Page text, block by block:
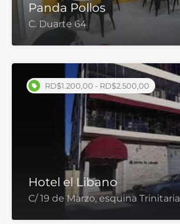
Panda Pollos
C. Duarte 64
RD$1.200,00 - RD$2.500,00
Hotel el Libano
C/ 19 de Marzo, esquina Trinitaria